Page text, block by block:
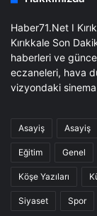
Haber71.Net I
Kırıkkale Son
haberleri ve
eczaneleri, hava
vizyondaki
Asayiş Asayiş
Eğitim Genel
Köşe Yazıları
Siyaset Spor